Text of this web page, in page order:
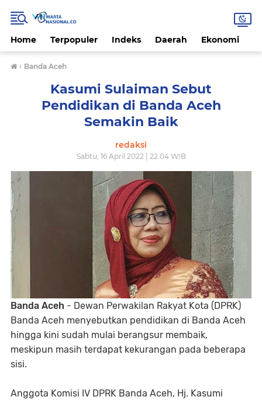
Home Terpopuler Indeks Daerah Ekonomi
› Banda Aceh
Kasumi Sulaiman Sebut
Pendidikan di Banda Aceh
Semakin Baik
redaksi
Sabtu, 16 April 2022 | 22.04 WIB
Banda Aceh - Dewan Perwakilan Rakyat Kota (DPRK)
Banda Aceh menyebutkan pendidikan di Banda Aceh
hingga kini sudah mulai berangsur membaik,
meskipun masih terdapat kekurangan pada beberapa
sisi.
Anggota Komisi IV DPRK Banda Aceh, Hj. Kasumi